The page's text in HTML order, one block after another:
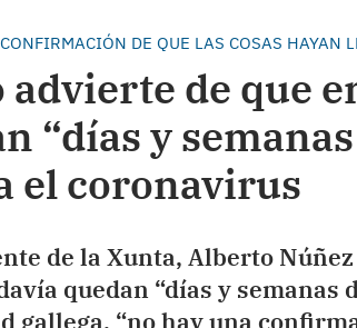
DE QUE LAS COSAS HAYAN
advierte de que
“días y
el coronavirus
de la Xunta, Alberto
quedan “días y semanas
gallega, “no hay una